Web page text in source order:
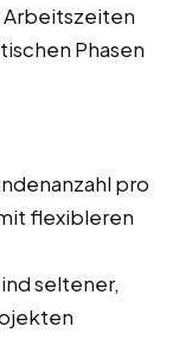
Arbeitszeiten
Phasen
pro
flexibleren
seltener,